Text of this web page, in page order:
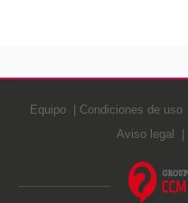
Equipo Condiciones de uso
Aviso legal